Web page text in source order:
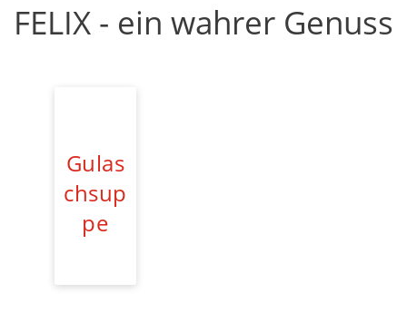
FELIX - ein wahrer Genuss
Gulas
chsup
pe